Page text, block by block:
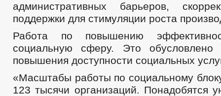
административных барьеров,
поддержки для стимуляции роста
Работа по повышению
социальную сферу. Это обусловлено
повышения доступности социальных
«Масштабы работы по социальному
123 тысячи организаций. Понадобятся